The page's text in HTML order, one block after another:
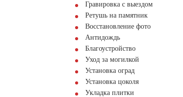
Гравировка с выездом
Ретушь на памятник
Восстановление фото
Антидождь
Благоустройство
Уход за могилкой
Установка оград
Установка цоколя
Укладка плитки